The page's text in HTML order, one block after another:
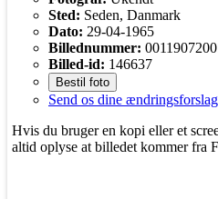
Sted: Seden, Danmark
Dato: 29-04-1965
Billednummer:
Billed-id: 146637
Bestil foto
Send os dine
Hvis du bruger en kopi eller et
altid oplyse at billedet kommer fra